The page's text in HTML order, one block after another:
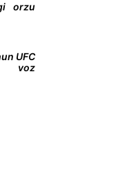
orzu
UFC
voz